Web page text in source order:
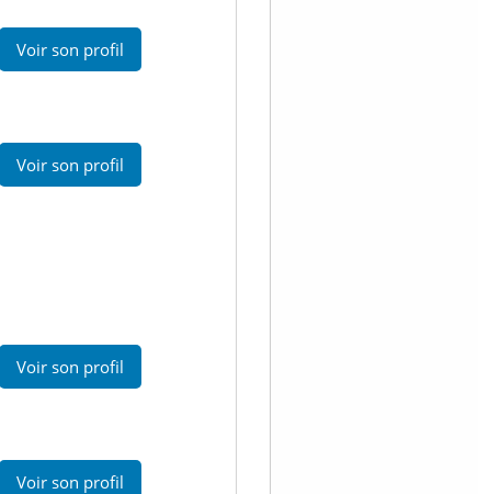
Voir son profil
Voir son profil
Voir son profil
Voir son profil